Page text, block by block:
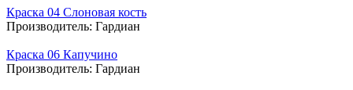
Краска 04 Слоновая кость
Производитель: Гардиан
Краска 06 Капучино
Производитель: Гардиан